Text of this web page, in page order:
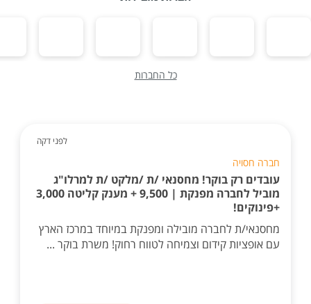
כל החברות
לפני דקה
חברה חסויה
עובדים רק בוקר! מחסנאי /ת /מלקט /ת למרלו"ג
מוביל לחברה מפנקת | 9,500 + מענק קליטה 3,000
+פינוקים!
מחסנאי/ת לחברה מובילה ומפנקת במיוחד במרכז הארץ
עם אופציות קידום וצמיחה לטווח רחוק! משרת בוקר ...